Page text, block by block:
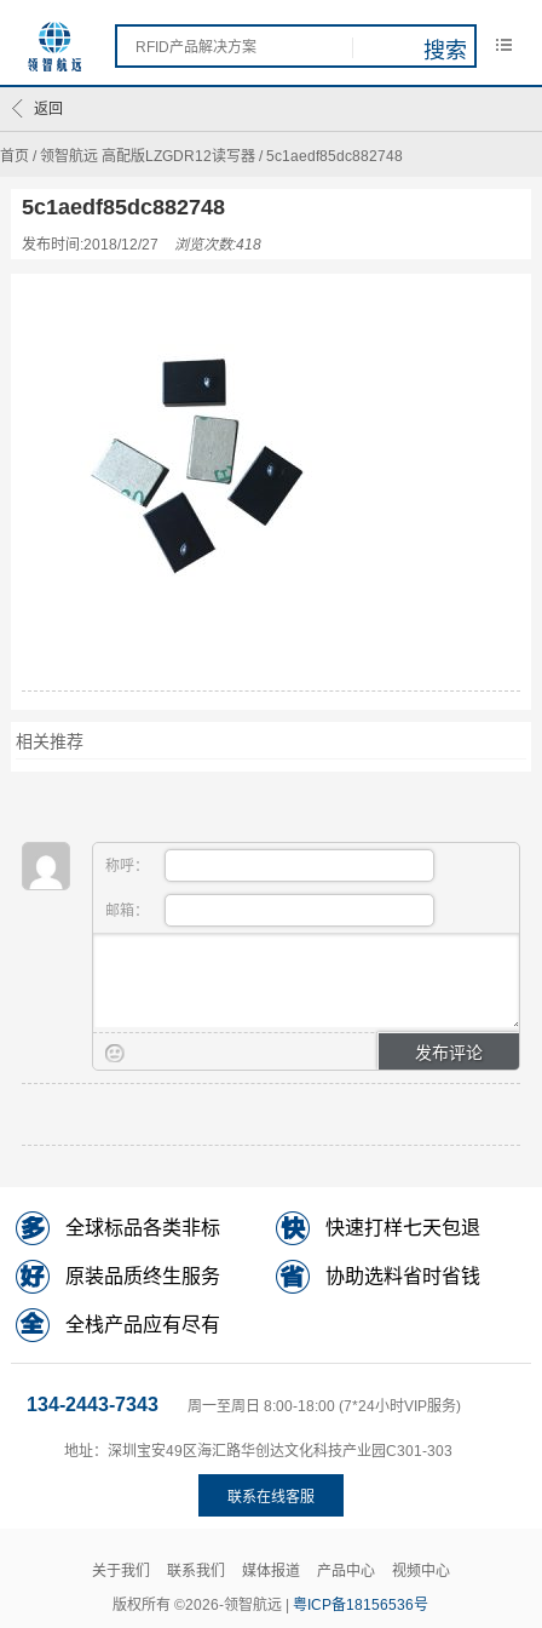
首页 /领智航远 高配版LZGDR12读写器 /5c1aedf85dc882748
返回
5c1aedf85dc882748
发布时间:2018/12/27 浏览次数:418
相关推荐
称呼：
邮箱：
全球标品各类非标 快速打样七天包退
原装品质终生服务 协助选料省时省钱
全栈产品应有尽有
134-2443-7343 周一至周日 8:00-18:00 (7*24小时VIP服务)
地址：深圳宝安49区海汇路华创达文化科技产业园C301-303
联系在线客服
关于我们 联系我们 媒体报道 产品中心
视频中心
版权所有 ©2026-领智航远 |粤ICP备18156536号